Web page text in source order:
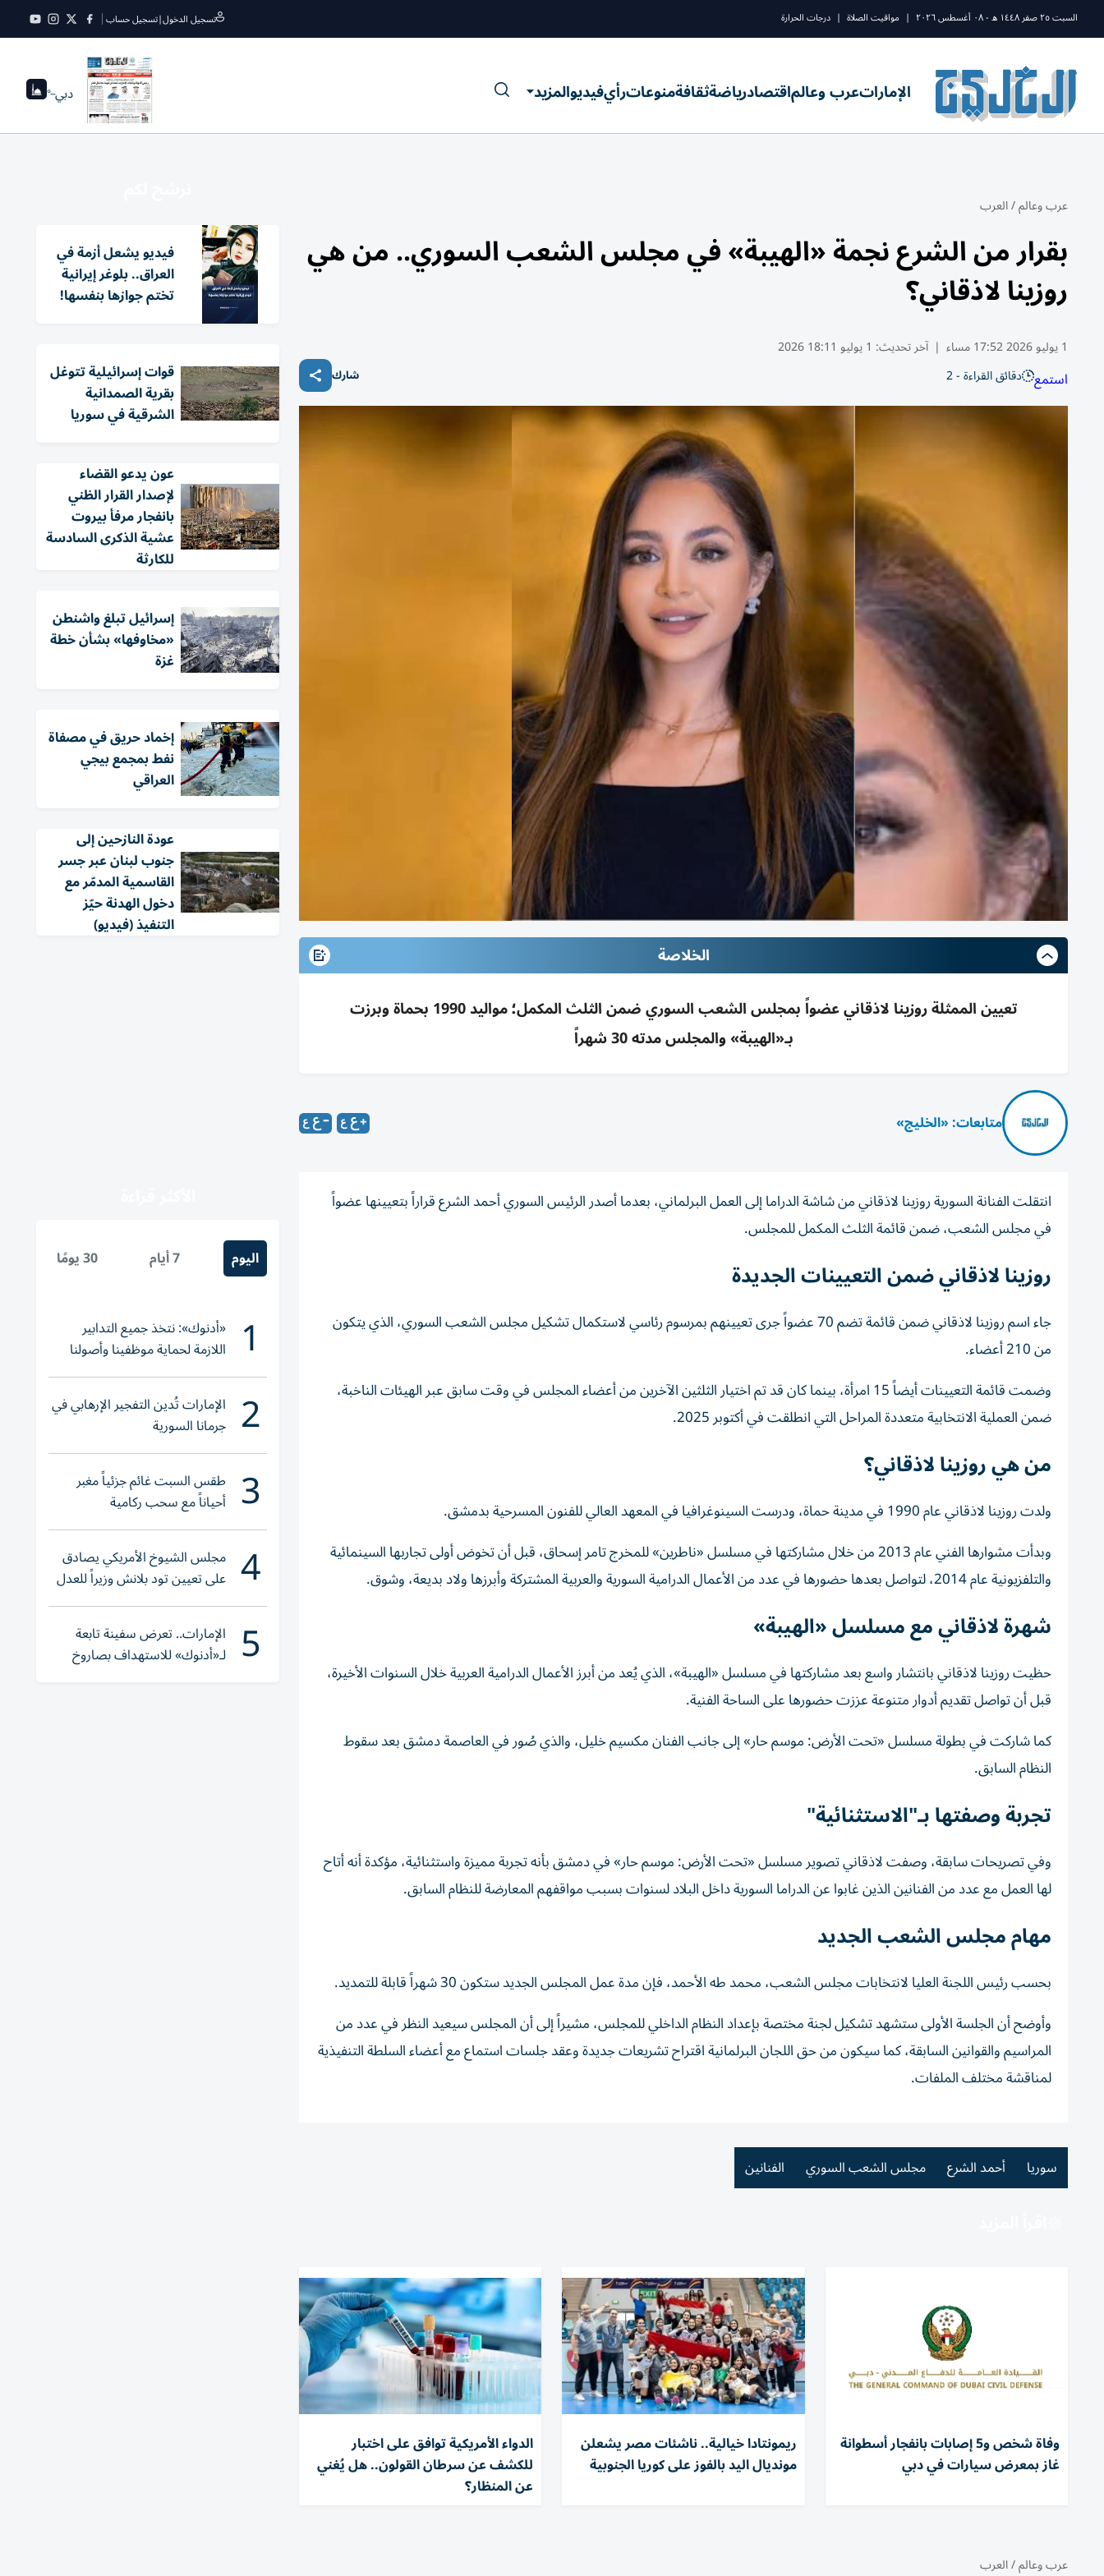
السبت ٢٥ صفر ١٤٤٨ ه - ٠٨ أغسطس ٢٠٢٦ | مواقيت الصلاة | درجات الحرارة تسجيل الدخول|تسجيل حساب
الإماراتعرب وعالماقتصادرياضةثقافةمنوعاترأيفيديوالمزيد دبي--°
عرب وعالم/العرب
بقرار من الشرع نجمة «الهيبة» في مجلس الشعب السوري.. من هي
روزينا لاذقاني؟
1 يوليو 2026 17:52 مساء | آخر تحديث: 1 يوليو 18:11 2026
استمع دقائق القراءة - 2 شارك
الخلاصة
تعيين الممثلة روزينا لاذقاني عضواً بمجلس الشعب السوري ضمن الثلث المكمل؛ مواليد 1990 بحماة وبرزت
بـ«الهيبة» والمجلس مدته 30 شهراً
متابعات: «الخليج»
انتقلت الفنانة السورية روزينا لاذقاني من شاشة الدراما إلى العمل البرلماني، بعدما أصدر الرئيس السوري أحمد الشرع قراراً بتعيينها عضواً
في مجلس الشعب، ضمن قائمة الثلث المكمل للمجلس.
روزينا لاذقاني ضمن التعيينات الجديدة
جاء اسم روزينا لاذقاني ضمن قائمة تضم 70 عضواً جرى تعيينهم بمرسوم رئاسي لاستكمال تشكيل مجلس الشعب السوري، الذي يتكون
من 210 أعضاء.
وضمت قائمة التعيينات أيضاً 15 امرأة، بينما كان قد تم اختيار الثلثين الآخرين من أعضاء المجلس في وقت سابق عبر الهيئات الناخبة،
ضمن العملية الانتخابية متعددة المراحل التي انطلقت في أكتوبر 2025.
من هي روزينا لاذقاني؟
ولدت روزينا لاذقاني عام 1990 في مدينة حماة، ودرست السينوغرافيا في المعهد العالي للفنون المسرحية بدمشق.
وبدأت مشوارها الفني عام 2013 من خلال مشاركتها في مسلسل «ناطرين» للمخرج تامر إسحاق، قبل أن تخوض أولى تجاربها السينمائية
والتلفزيونية عام 2014، لتواصل بعدها حضورها في عدد من الأعمال الدرامية السورية والعربية المشتركة وأبرزها ولاد بديعة، وشوق.
شهرة لاذقاني مع مسلسل «الهيبة»
حظيت روزينا لاذقاني بانتشار واسع بعد مشاركتها في مسلسل «الهيبة»، الذي يُعد من أبرز الأعمال الدرامية العربية خلال السنوات الأخيرة،
قبل أن تواصل تقديم أدوار متنوعة عززت حضورها على الساحة الفنية.
كما شاركت في بطولة مسلسل «تحت الأرض: موسم حار» إلى جانب الفنان مكسيم خليل، والذي صُور في العاصمة دمشق بعد سقوط
النظام السابق.
تجربة وصفتها بـ"الاستثنائية"
وفي تصريحات سابقة، وصفت لاذقاني تصوير مسلسل «تحت الأرض: موسم حار» في دمشق بأنه تجربة مميزة واستثنائية، مؤكدة أنه أتاح
لها العمل مع عدد من الفنانين الذين غابوا عن الدراما السورية داخل البلاد لسنوات بسبب مواقفهم المعارضة للنظام السابق.
مهام مجلس الشعب الجديد
بحسب رئيس اللجنة العليا لانتخابات مجلس الشعب، محمد طه الأحمد، فإن مدة عمل المجلس الجديد ستكون 30 شهراً قابلة للتمديد.
وأوضح أن الجلسة الأولى ستشهد تشكيل لجنة مختصة بإعداد النظام الداخلي للمجلس، مشيراً إلى أن المجلس سيعيد النظر في عدد من
المراسيم والقوانين السابقة، كما سيكون من حق اللجان البرلمانية اقتراح تشريعات جديدة وعقد جلسات استماع مع أعضاء السلطة التنفيذية
لمناقشة مختلف الملفات.
سوريا أحمد الشرع مجلس الشعب السوري الفنانين
وفاة شخص و5 إصابات بانفجار أسطوانة
غاز بمعرض سيارات في دبي
ريمونتادا خيالية.. ناشئات مصر يشعلن
مونديال اليد بالفوز على كوريا الجنوبية
الدواء الأمريكية توافق على اختبار
للكشف عن سرطان القولون.. هل يُغني
عن المنظار؟
عرب وعالم/العرب
فيديو يشعل أزمة في
العراق.. بلوغر إيرانية
تختم جوازها بنفسها!
قوات إسرائيلية تتوغل
بقرية الصمدانية
الشرقية في سوريا
عون يدعو القضاء
لإصدار القرار الظني
بانفجار مرفأ بيروت
عشية الذكرى السادسة
للكارثة
إسرائيل تبلغ واشنطن
«مخاوفها» بشأن خطة
غزة
إخماد حريق في مصفاة
نفط بمجمع بيجي
العراقي
عودة النازحين إلى
جنوب لبنان عبر جسر
القاسمية المدمّر مع
دخول الهدنة حيّز
التنفيذ (فيديو)
اليوم 7 أيام 30 يومًا
1 «أدنوك»: نتخذ جميع التدابير
اللازمة لحماية موظفينا وأصولنا
وعملياتنا
2 الإمارات تُدين التفجير الإرهابي في
جرمانا السورية
3 طقس السبت غائم جزئياً مغبر
أحياناً مع سحب ركامية
4 مجلس الشيوخ الأمريكي يصادق
على تعيين تود بلانش وزيراً للعدل
5 الإمارات.. تعرض سفينة تابعة
لـ«أدنوك» للاستهداف بصاروخ